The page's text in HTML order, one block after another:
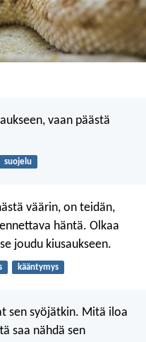
vaan päästä
suojelu
väärin, on teidän,
häntä. Olkaa
joudu kiusaukseen.
kääntymys
sen syöjätkin. Mitä iloa
saa nähdä sen